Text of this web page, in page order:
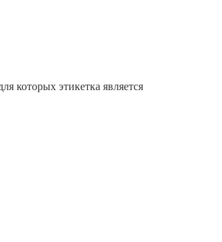
которых этикетка является